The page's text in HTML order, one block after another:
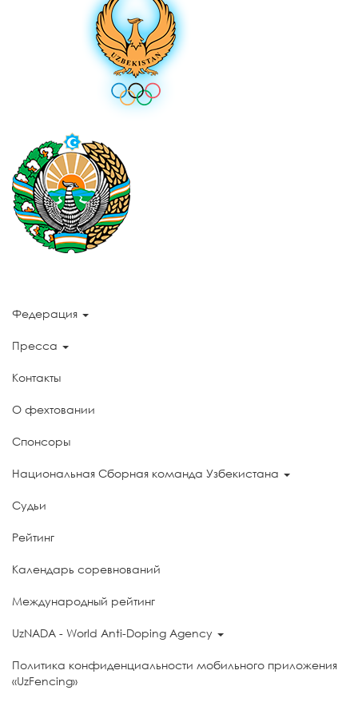
Федерация
Пресса
Контакты
О фехтовании
Спонсоры
Национальная Сборная команда Узбекистана
Судьи
Рейтинг
Календарь соревнований
Международный рейтинг
UzNADA - World Anti-Doping Agency
Политика конфиденциальности мобильного приложения
«UzFencing»